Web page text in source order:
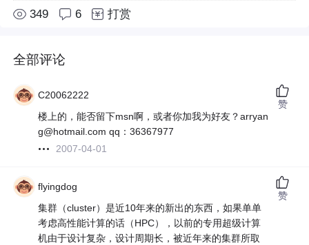
349 6 打赏
全部评论
C20062222
楼上的，能否留下msn啊，或者你加我为好友？arryan
g@hotmail.com qq：36367977
2007-04-01
赞
flyingdog
集群（cluster）是近10年来的新出的东西，如果单单
考虑高性能计算的话（HPC），以前的专用超级计算
机由于设计复杂，设计周期长，被近年来的集群所取
赞